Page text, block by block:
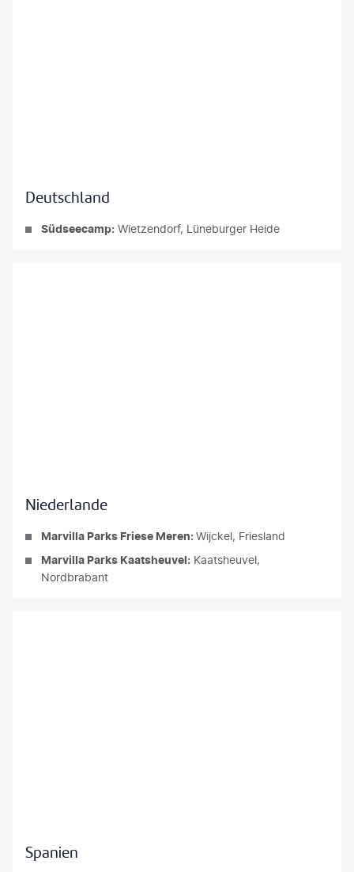
Deutschland
Südseecamp: Wietzendorf, Lüneburger Heide
Niederlande
Marvilla Parks Friese Meren: Wijckel, Friesland
Marvilla Parks Kaatsheuvel: Kaatsheuvel,
Nordbrabant
Spanien